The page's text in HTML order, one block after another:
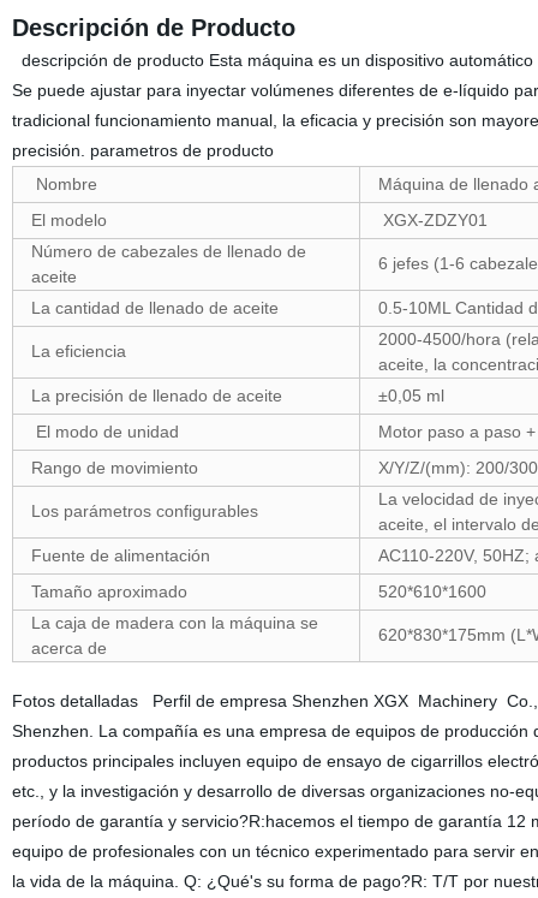
Descripción de Producto
descripción de producto Esta máquina es un dispositivo
Se puede ajustar para inyectar volúmenes diferentes de e-líquido
tradicional funcionamiento manual, la eficacia y precisión son
precisión. parametros de producto
Nombre
Máquina de
El modelo
XGX-ZDZY01
Número de cabezales de llenado de
aceite
6 jefes (1-6
La cantidad de llenado de aceite 0.5-10ML Cantidad
La eficiencia
2000-4500/hora
aceite, la
La precisión de llenado de aceite
±0,05 ml
El modo de unidad
Motor paso a paso
Rango de movimiento
X/Y/Z/(mm): 200/
Los parámetros configurables
La velocidad de
aceite, el intervalo
Fuente de alimentación
AC110-220V,
Tamaño aproximado
520*610*1600
La caja de madera con la máquina se
acerca de
620*830*175mm
Fotos detalladas Perfil de empresa Shenzhen XGX Machinery
Shenzhen. La compañía es una empresa de equipos de
productos principales incluyen equipo de ensayo de cigarrillos
etc., y la investigación y desarrollo de diversas organizaciones no-
período de garantía y servicio?R:hacemos el tiempo de garantía
equipo de profesionales con un técnico experimentado para servir
la vida de la máquina. Q: ¿Qué's su forma de pago?R: T/T por